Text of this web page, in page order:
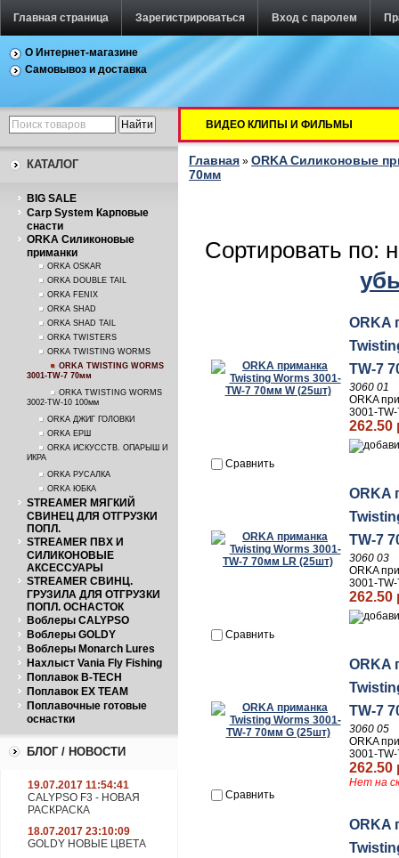
Главная страница Зарегистрироваться Вход с паролем
О Интернет-магазине
Самовывоз и доставка
КАТАЛОГ
BIG SALE
Carp System Карповые
снасти
ORKA Силиконовые
приманки
ORKA OSKAR
ORKA DOUBLE TAIL
ORKA FENIX
ORKA SHAD
ORKA SHAD TAIL
ORKA TWISTERS
ORKA TWISTING WORMS
ORKA TWISTING WORMS
3001-TW-7 70мм
ORKA TWISTING WORMS
3002-TW-10 100мм
ORKA ДЖИГ ГОЛОВКИ
ORKA ЕРШ
ORKA ИСКУССТВ. ОПАРЫШ И
ИКРА
ORKA РУСАЛКА
ORKA ЮБКА
STREAMER МЯГКИЙ
СВИНЕЦ ДЛЯ ОТГРУЗКИ
ПОПЛ.
STREAMER ПВХ И
СИЛИКОНОВЫЕ
АКСЕССУАРЫ
STREAMER СВИНЦ.
ГРУЗИЛА ДЛЯ ОТГРУЗКИ
ПОПЛ. ОСНАСТОК
Воблеры CALYPSO
Воблеры GOLDY
Воблеры Monarch Lures
Нахлыст Vania Fly Fishing
Поплавок B-TECH
Поплавок EX TEAM
Поплавочные готовые
оснастки
БЛОГ / НОВОСТИ
19.07.2017 11:54:41
CALYPSO F3 - НОВАЯ
РАСКРАСКА
18.07.2017 23:10:09
GOLDY НОВЫЕ ЦВЕТА
ВИДЕО КЛИПЫ И ФИЛЬМЫ
Главная » ORKA Силиконовые
70мм
Сортировать по:
ORKA
TW-7
3060 01
ORKA
3001-
262.50
Сравнить
ORKA
TW-7
3060 03
ORKA
3001-
262.50
Сравнить
ORKA
TW-7
3060 05
ORKA
3001-
262.50
Нет на
Сравнить
ORKA